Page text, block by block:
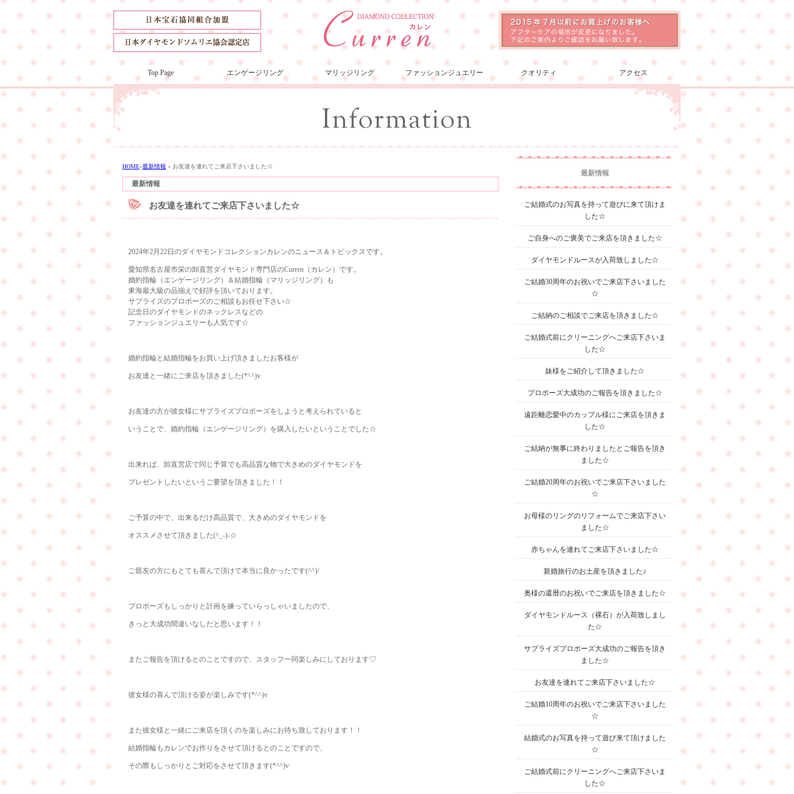
Top Page エンゲージリング マリッジリング ファッションジュエリー クオリティ アクセス
HOME»最新情報 » お友達を連れてご来店下さいました☆
最新情報
お友達を連れてご来店下さいました☆
2024年2月22日のダイヤモンドコレクションカレンのニュース＆トピックスです。
愛知県名古屋市栄の卸直営ダイヤモンド専門店のCurren（カレン）です。
婚約指輪（エンゲージリング）＆結婚指輪（マリッジリング）も
東海最大級の品揃えで好評を頂いております。
サプライズのプロポーズのご相談もお任せ下さい☆
記念日のダイヤモンドのネックレスなどの
ファッションジュエリーも人気です☆
婚約指輪と結婚指輪をお買い上げ頂きましたお客様が
お友達と一緒にご来店を頂きました(*^^)v
お友達の方が彼女様にサプライズプロポーズをしようと考えられていると
いうことで、婚約指輪（エンゲージリング）を購入したいということでした☆
出来れば、卸直営店で同じ予算でも高品質な物で大きめのダイヤモンドを
プレゼントしたいというご要望を頂きました！！
ご予算の中で、出来るだけ高品質で、大きめのダイヤモンドを
オススメさせて頂きました(^_-)-☆
ご親友の方にもとても喜んで頂けて本当に良かったです(^^)/
プロポーズもしっかりと計画を練っていらっしゃいましたので、
きっと大成功間違いなしだと思います！！
またご報告を頂けるとのことですので、スタッフ一同楽しみにしております♡
彼女様の喜んで頂ける姿が楽しみです(*^^)v
また彼女様と一緒にご来店を頂くのを楽しみにお待ち致しております！！
結婚指輪もカレンでお作りをさせて頂けるとのことですので、
その際もしっかりとご対応をさせて頂きます(*^^)v
最新情報
ご結婚式のお写真を持って遊びに来て頂けま
した☆
ご自身へのご褒美でご来店を頂きました☆
ダイヤモンドルースが入荷致しました☆
ご結婚30周年のお祝いでご来店下さいました
☆
ご結納のご相談でご来店を頂きました☆
ご結婚式前にクリーニングへご来店下さいま
した☆
妹様をご紹介して頂きました☆
プロポーズ大成功のご報告を頂きました☆
遠距離恋愛中のカップル様にご来店を頂きま
した☆
ご結納が無事に終わりましたとご報告を頂き
ました☆
ご結婚20周年のお祝いでご来店下さいました
☆
お母様のリングのリフォームでご来店下さい
ました☆
赤ちゃんを連れてご来店下さいました☆
新婚旅行のお土産を頂きました♪
奥様の還暦のお祝いでご来店を頂きました☆
ダイヤモンドルース（裸石）が入荷致しまし
た☆
サプライズプロポーズ大成功のご報告を頂き
ました☆
お友達を連れてご来店下さいました☆
ご結婚10周年のお祝いでご来店下さいました
☆
結婚式のお写真を持って遊び来て頂けました
☆
ご結婚式前にクリーニングへご来店下さいま
した☆